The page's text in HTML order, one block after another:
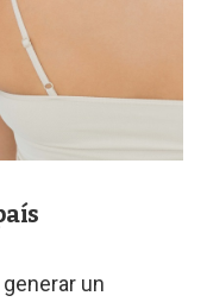
un